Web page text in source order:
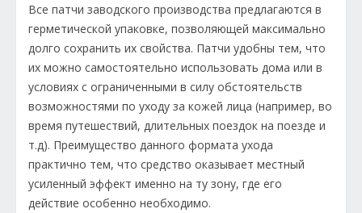
Все патчи заводского производства предлагаются в
герметической упаковке, позволяющей максимально
долго сохранить их свойства. Патчи удобны тем, что
их можно самостоятельно использовать дома или в
условиях с ограниченными в силу обстоятельств
возможностями по уходу за кожей лица (например, во
время путешествий, длительных поездок на поезде и
т.д). Преимущество данного формата ухода
практично тем, что средство оказывает местный
усиленный эффект именно на ту зону, где его
действие особенно необходимо.